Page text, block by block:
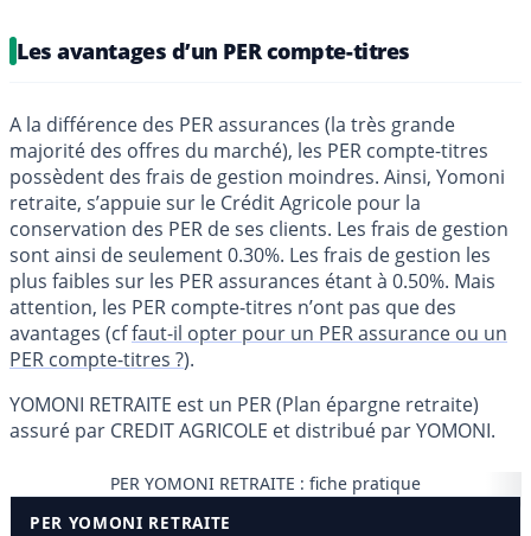
Les avantages d’un PER compte-titres
A la différence des PER assurances (la très grande
majorité des offres du marché), les PER compte-titres
possèdent des frais de gestion moindres. Ainsi, Yomoni
retraite, s’appuie sur le Crédit Agricole pour la
conservation des PER de ses clients. Les frais de gestion
sont ainsi de seulement 0.30%. Les frais de gestion les
plus faibles sur les PER assurances étant à 0.50%. Mais
attention, les PER compte-titres n’ont pas que des
avantages (cffaut-il opter pour un PER assurance ou un
PER compte-titres ?).
YOMONI RETRAITE est un PER (Plan épargne retraite)
assuré par CREDIT AGRICOLE et distribué par YOMONI.
PER YOMONI RETRAITE : fiche pratique
PER YOMONI RETRAITE